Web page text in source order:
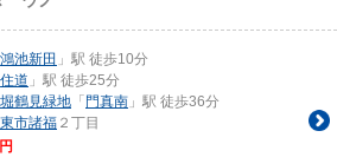
鴻池新田 」駅 徒歩10分
住道 」駅 徒歩25分
鶴見緑地 「 門真南 」駅 徒歩36分
市諸福 ２丁目